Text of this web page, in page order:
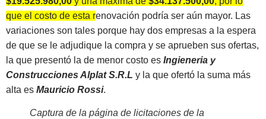
que el costo de esta renovación podría ser aún mayor. Las
variaciones son tales porque hay dos empresas a la espera
de que se le adjudique la compra y se aprueben sus ofertas,
la que presentó la de menor costo es Ingieneria y
Construcciones Alplat S.R.L y la que ofertó la suma más
alta es Mauricio Rossi.
Captura de la página de licitaciones de la